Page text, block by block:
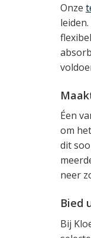
Onze
Éen
om
dit
neer
Bied
Bij